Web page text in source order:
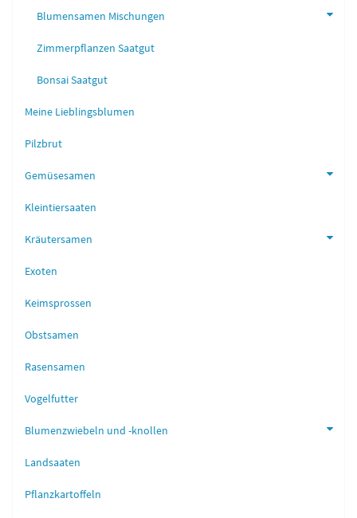
Blumensamen Mischungen
Zimmerpflanzen Saatgut
Bonsai Saatgut
Meine Lieblingsblumen
Pilzbrut
Gemüsesamen
Kleintiersaaten
Kräutersamen
Exoten
Keimsprossen
Obstsamen
Rasensamen
Vogelfutter
Blumenzwiebeln und -knollen
Landsaaten
Pflanzkartoffeln